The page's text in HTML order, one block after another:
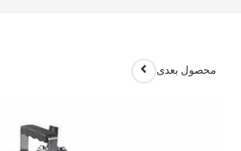
محصول بعدی